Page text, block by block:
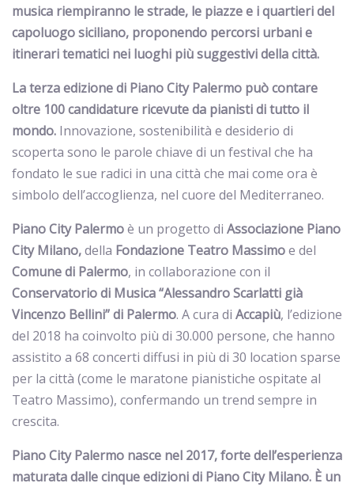
musica riempiranno le strade, le piazze e i quartieri del
capoluogo siciliano, proponendo percorsi urbani e
itinerari tematici nei luoghi più suggestivi della città.
La terza edizione di Piano City Palermo può contare
oltre 100 candidature ricevute da pianisti di tutto il
mondo. Innovazione, sostenibilità e desiderio di
scoperta sono le parole chiave di un festival che ha
fondato le sue radici in una città che mai come ora è
simbolo dell’accoglienza, nel cuore del Mediterraneo.
Piano City Palermoè un progetto di Associazione Piano
City Milano,della Fondazione Teatro Massimoe del
Comune di Palermo, in collaborazione con il
Conservatorio di Musica “Alessandro Scarlatti già
Vincenzo Bellini” di Palermo. A cura di Accapiù, l’edizione
del 2018 ha coinvolto più di 30.000 persone, che hanno
assistito a 68 concerti diffusi in più di 30 location sparse
per la città (come le maratone pianistiche ospitate al
Teatro Massimo), confermando un trend sempre in
crescita.
Piano City Palermo nasce nel 2017, forte dell’esperienza
maturata dalle cinque edizioni di Piano City Milano. È un